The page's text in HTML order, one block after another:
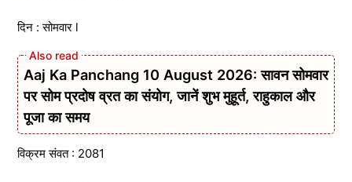
दिन : सोमवार l
Aaj Ka Panchang 10 August 2026: सावन सोमवार
पर सोम प्रदोष व्रत का संयोग, जानें शुभ मुहूर्त, राहुकाल और
पूजा का समय
विक्रम संवत : 2081